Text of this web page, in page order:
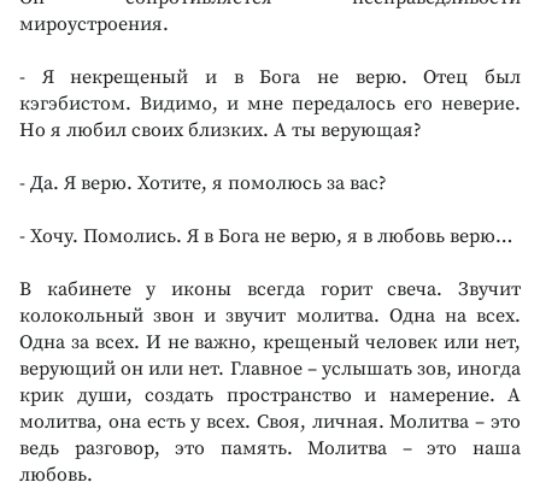
мироустроения.
- Я некрещеный и в Бога не верю. Отец был
кэгэбистом. Видимо, и мне передалось его неверие.
Но я любил своих близких. А ты верующая?
- Да. Я верю. Хотите, я помолюсь за вас?
- Хочу. Помолись. Я в Бога не верю, я в любовь верю…
В кабинете у иконы всегда горит свеча. Звучит
колокольный звон и звучит молитва. Одна на всех.
Одна за всех. И не важно, крещеный человек или нет,
верующий он или нет. Главное – услышать зов, иногда
крик души, создать пространство и намерение. А
молитва, она есть у всех. Своя, личная. Молитва – это
ведь разговор, это память. Молитва – это наша
любовь.